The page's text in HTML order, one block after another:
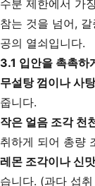
수분 제한에서 가
참는 것을 넘어,
공의 열쇠입니다.
3.1 입안을 촉촉하
무설탕 껌이나 사
줍니다.
작은 얼음 조각 천
취하게 되어 총량
레몬 조각이나 신
습니다. (과다 섭